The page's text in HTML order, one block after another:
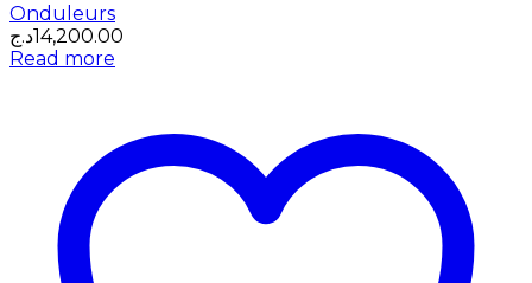
Onduleurs
14,200.00د.ج
Read more